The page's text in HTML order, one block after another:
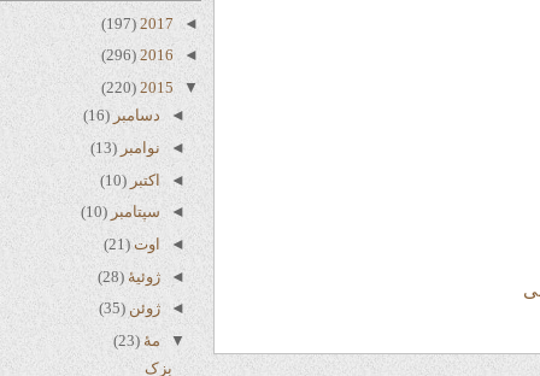
◄
2017
(197)
2016
(296)
2015
(220)
◄ دسامبر(16)
◄
نوامبر(13)
◄
اکتبر (10)
سپتامبر(10)
◄
اوت
(21)
ژوئیهٔ(28)
ژوئن(35)
مهٔ(23)